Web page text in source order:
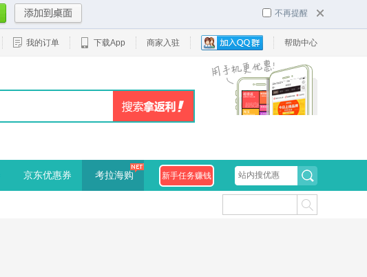
不再提醒
我的订单 下载App 商家入驻 帮助中心
京东优惠券 考拉海购 新手任务赚钱